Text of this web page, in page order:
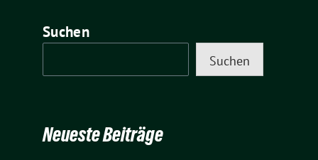
Suchen
Suchen
Neueste Beiträge